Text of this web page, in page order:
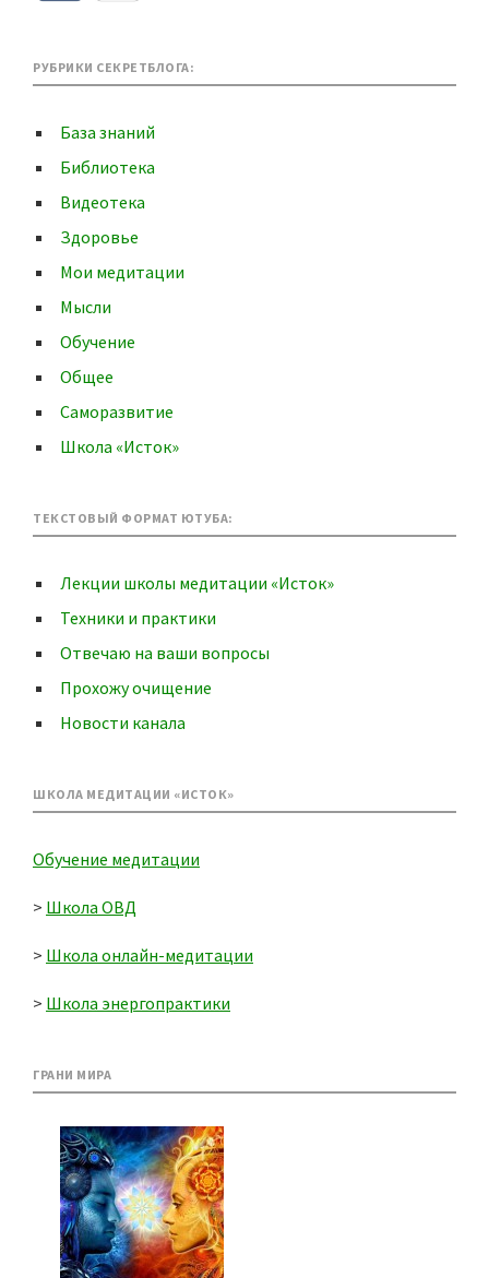
РУБРИКИ СЕКРЕТБЛОГА:
База знаний
Библиотека
Видеотека
Здоровье
Мои медитации
Мысли
Обучение
Общее
Саморазвитие
Школа «Исток»
ТЕКСТОВЫЙ ФОРМАТ ЮТУБА:
Лекции школы медитации «Исток»
Техники и практики
Отвечаю на ваши вопросы
Прохожу очищение
Новости канала
ШКОЛА МЕДИТАЦИИ «ИСТОК»
Обучение медитации
> Школа ОВД
> Школа онлайн-медитации
> Школа энергопрактики
ГРАНИ МИРА